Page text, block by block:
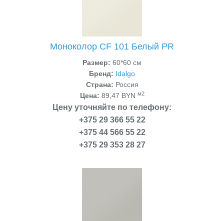
Моноколор CF 101 Белый PR
Размер: 60*60 см
Бренд: Idalgo
Страна: Россия
Цена: 89,47 BYN м2
Цену уточняйте по телефону:
+375 29 366 55 22
+375 44 566 55 22
+375 29 353 28 27